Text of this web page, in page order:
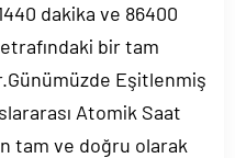
dakika ve 86400
bir tam
Eşitlenmiş
Atomik Saat
tam ve doğru olarak